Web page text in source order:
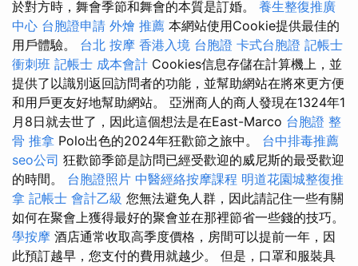
於對方時，舞會季節和舞會的本質是訂婚。 養生整復推廣
中心 台胞證申請 外燴 推薦 本網站使用Cookie提供最佳的
用戶體驗。 台北 按摩 香港入境 台胞證 卡式台胞證 記帳士
衝刺班 記帳士 成本會計 Cookies信息存儲在計算機上，並
提供了以識別返回訪問者的功能，並幫助網站在將來更方便
和用戶更友好地幫助網站。 亞洲商人的商人發現在1324年1
月8日就去世了，因此這個想法是在East-Marco 台胞證 整
骨 推拿 Polo出色的2024年狂歡節之旅中。 台中排毒推薦
seo公司 狂歡節季節是訪問已經受歡迎的威尼斯的最受歡迎
的時間。 台胞證照片 中醫經絡按摩課程 明道花園城整復推
拿 記帳士 會計乙級 您無法避免人群，因此請記住一些有關
如何在聚會上獲得最好的聚會並在那裡節省一些錢的技巧。
學按摩 酒店通常收取高季度價格，房間可以提前一年，因
此預訂越早，您支付的費用就越少。 但是，口罩和服裝具